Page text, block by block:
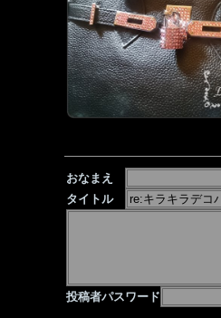
おなまえ
タイトル
投稿者パスワード